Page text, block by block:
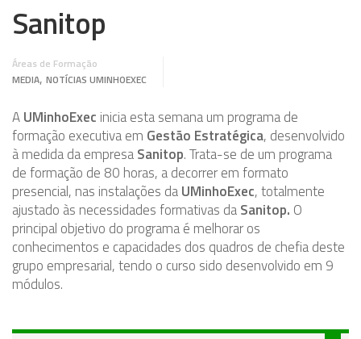
Sanitop
Áreas de Formação
MEDIA, NOTÍCIAS UMINHOEXEC
AUMinhoExec inicia esta semana um programa de
formação executiva em Gestão Estratégica, desenvolvido
à medida da empresaSanitop. Trata-se de um programa
de formação de 80 horas, a decorrer em formato
presencial, nas instalações daUMinhoExec, totalmente
ajustado às necessidades formativas daSanitop. O
principal objetivo do programa é melhorar os
conhecimentos e capacidades dos quadros de chefia deste
grupo empresarial, tendo o curso sido desenvolvido em 9
módulos.